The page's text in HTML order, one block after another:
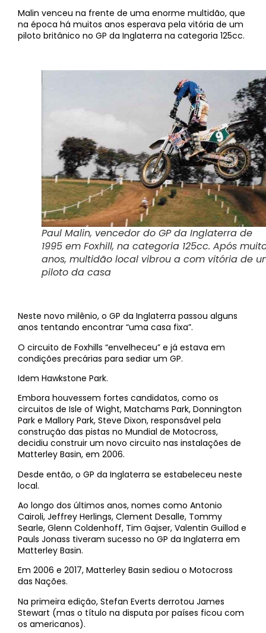
Malin venceu na frente de uma enorme multidão, que
na época há muitos anos esperava pela vitória de um
piloto britânico no GP da Inglaterra na categoria 125cc.
Paul Malin, vencedor do GP da Inglaterra de
1995 em Foxhill, na categoria 125cc. Após
anos, multidão local vibrou a com vitória de
piloto da casa
Neste novo milênio, o GP da Inglaterra passou alguns
anos tentando encontrar “uma casa fixa”.
O circuito de Foxhills “envelheceu” e já estava em
condições precárias para sediar um GP.
Idem Hawkstone Park.
Embora houvessem fortes candidatos, como os
circuitos de Isle of Wight, Matchams Park, Donnington
Park e Mallory Park, Steve Dixon, responsável pela
construção das pistas no Mundial de Motocross,
decidiu construir um novo circuito nas instalações de
Matterley Basin, em 2006.
Desde então, o GP da Inglaterra se estabeleceu neste
local.
Ao longo dos últimos anos, nomes como Antonio
Cairoli, Jeffrey Herlings, Clement Desalle, Tommy
Searle, Glenn Coldenhoff, Tim Gajser, Valentin Guillod e
Pauls Jonass tiveram sucesso no GP da Inglaterra em
Matterley Basin.
Em 2006 e 2017, Matterley Basin sediou o Motocross
das Nações.
Na primeira edição, Stefan Everts derrotou James
Stewart (mas o título na disputa por países ficou com
os americanos).